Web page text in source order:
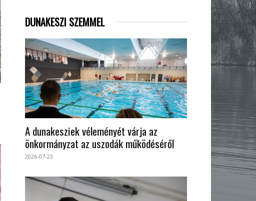
DUNAKESZI SZEMMEL
A dunakesziek véleményét várja az
önkormányzat az uszodák működéséről
2026-07-23